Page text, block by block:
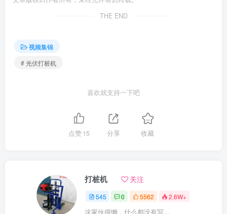
THE END
视频集锦
# 光伏打桩机
喜欢就支持一下吧
点赞15 分享 收藏
打桩机 关注
545 0 5562 2.6W+
这家伙很懒，什么都没有写...